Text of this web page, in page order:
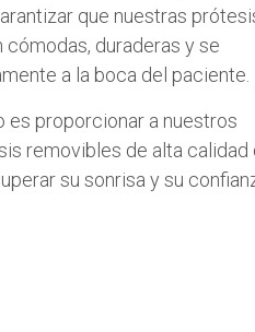
que nuestras
duraderas y se
a la boca del paciente.
es proporcionar a nuestros
removibles de alta calidad
su sonrisa y su